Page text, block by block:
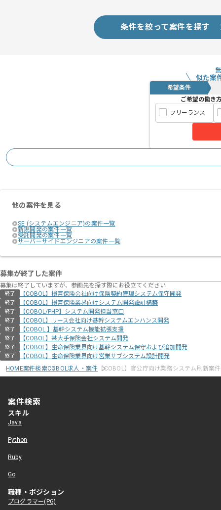
条件を絞って案件を探す
似た案
希望条件
ご希望の働き
フリーランス
他の案件を見る
SE (システムエンジニア)の案件一覧
新規開発の案件一覧
受託開発の案件一覧
サーバーサイドエンジニアの案件一覧
募集が終了した案件
募集は終了していますが、参画先を探す際にお役立てください
終了 【COBOL】損害保険会社向け保険契約管理システム保守開発
終了 【COBOL】損害保険業界向けシステム開発設計構築
終了 【COBOL/PHP】システム開発担当窓口
終了 【COBOL】リース会社向け基幹システムエンハンス開発
終了 【COBOL 】基幹システム機能拡張支援
終了 【COBOL】某大手保険会社システム開発
終了 【COBOL】生命保険業界向け基幹システム保守および追加開発
終了
【COBOL】生命保険業界向け営業サブシステム設計開発
HOME案件検索COBOL求人・案件 【COBOL】官公庁向け業務システム刷新案件
案件検索
スキル
Java
Python
Ruby
Go
職種・ポジション
プログラマー(PG)